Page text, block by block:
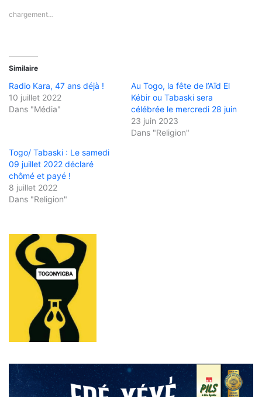
chargement…
Similaire
Radio Kara, 47 ans déjà !
10 juillet 2022
Dans "Média"
Au Togo, la fête de l’Aïd El
Kébir ou Tabaski sera
célébrée le mercredi 28 juin
23 juin 2023
Dans "Religion"
Togo/ Tabaski : Le samedi
09 juillet 2022 déclaré
chômé et payé !
8 juillet 2022
Dans "Religion"